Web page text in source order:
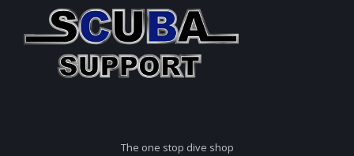
The one stop dive shop